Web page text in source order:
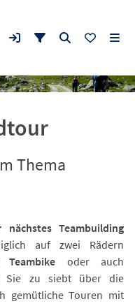
Thema
Teambuilding
auf zwei Rädern
Teambike oder auch
Sie zu siebt über die
gemütliche Touren mit